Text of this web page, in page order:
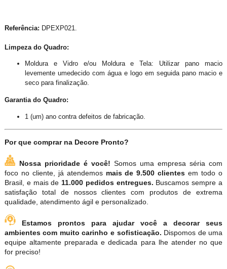
Referência: DPEXP021.
Limpeza do Quadro:
Moldura e Vidro e/ou Moldura e Tela: Utilizar pano macio
levemente umedecido com água e logo em seguida pano macio e
seco para finalização.
Garantia do Quadro:
1 (um) ano contra defeitos de fabricação.
Por que comprar na Decore Pronto?
Nossa prioridade é você! Somos uma empresa séria com
foco no cliente, já atendemos mais de 9.500 clientes em todo o
Brasil, e mais de 11.000 pedidos entregues. Buscamos sempre a
satisfação total de nossos clientes com produtos de extrema
qualidade, atendimento ágil e personalizado.
Estamos prontos para ajudar você a decorar seus
ambientes com muito carinho e sofisticação. Dispomos de uma
equipe altamente preparada e dedicada para lhe atender no que
for preciso!